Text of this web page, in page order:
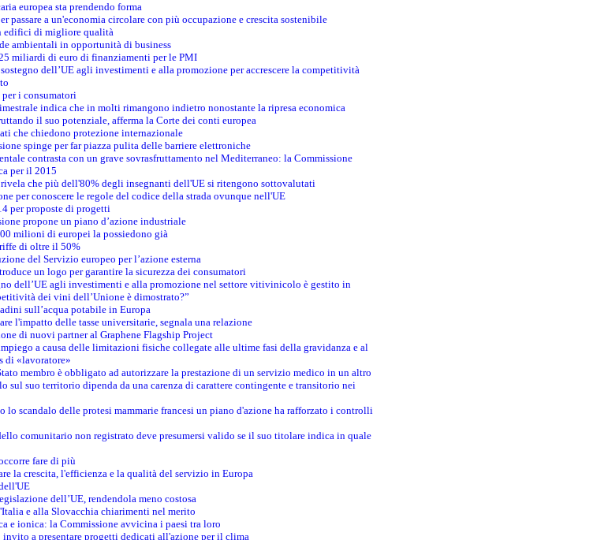
europea sta prendendo forma
a un'economia circolare con più occupazione e crescita sostenibile
edifici di migliore qualità
ambientali in opportunità di business
miliardi di euro di finanziamenti per le PMI
dell’UE agli investimenti e alla promozione per accrescere la competitività
i consumatori
indica che in molti rimangono indietro nonostante la ripresa economica
il suo potenziale, afferma la Corte dei conti europea
che chiedono protezione internazionale
spinge per far piazza pulita delle barriere elettroniche
contrasta con un grave sovrasfruttamento nel Mediterraneo: la Commissione
per il 2015
che più dell'80% degli insegnanti dell'UE si ritengono sottovalutati
per conoscere le regole del codice della strada ovunque nell'UE
per proposte di progetti
propone un piano d’azione industriale
milioni di europei la possiedono già
di oltre il 50%
del Servizio europeo per l’azione esterna
un logo per garantire la sicurezza dei consumatori
dell’UE agli investimenti e alla promozione nel settore vitivinicolo è gestito in
dei vini dell’Unione è dimostrato?”
sull’acqua potabile in Europa
l'impatto delle tasse universitarie, segnala una relazione
di nuovi partner al Graphene Flagship Project
a causa delle limitazioni fisiche collegate alle ultime fasi della gravidanza e al
di «lavoratore»
membro è obbligato ad autorizzare la prestazione di un servizio medico in un altro
sul suo territorio dipenda da una carenza di carattere contingente e transitorio nei
scandalo delle protesi mammarie francesi un piano d'azione ha rafforzato i controlli
comunitario non registrato deve presumersi valido se il suo titolare indica in quale
fare di più
la crescita, l'efficienza e la qualità del servizio in Europa
dell’UE, rendendola meno costosa
e alla Slovacchia chiarimenti nel merito
e ionica: la Commissione avvicina i paesi tra loro
a presentare progetti dedicati all'azione per il clima